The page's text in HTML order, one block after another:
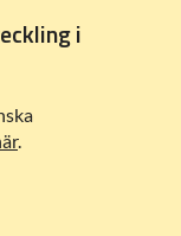
i
.